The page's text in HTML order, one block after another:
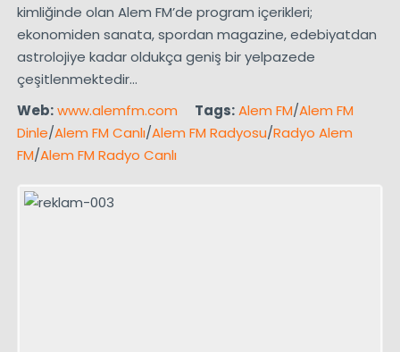
kimliğinde olan Alem FM’de program içerikleri;
ekonomiden sanata, spordan magazine, edebiyatdan
astrolojiye kadar oldukça geniş bir yelpazede
çeşitlenmektedir…
Web:www.alemfm.com Tags:Alem FM/Alem FM
Dinle/Alem FM Canlı/Alem FM Radyosu/Radyo Alem
FM/Alem FM Radyo Canlı